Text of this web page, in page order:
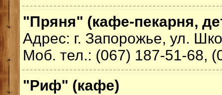
"Пряня" (кафе-пекарня,
Адрес: г. Запорожье, ул.
Моб. тел.: (067) 187-51-68,
"Риф" (кафе)